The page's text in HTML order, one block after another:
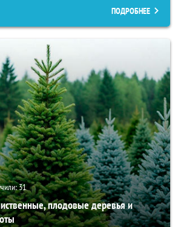
ПОДРОБНЕЕ
31
плодовые деревья и